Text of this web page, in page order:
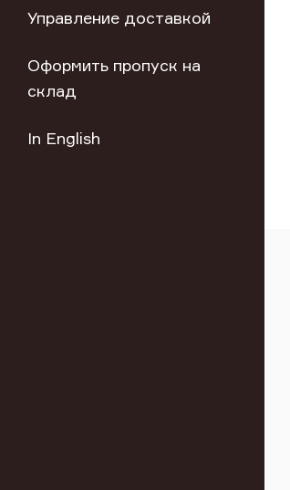
Управление доставкой
Оформить пропуск на
склад
In English